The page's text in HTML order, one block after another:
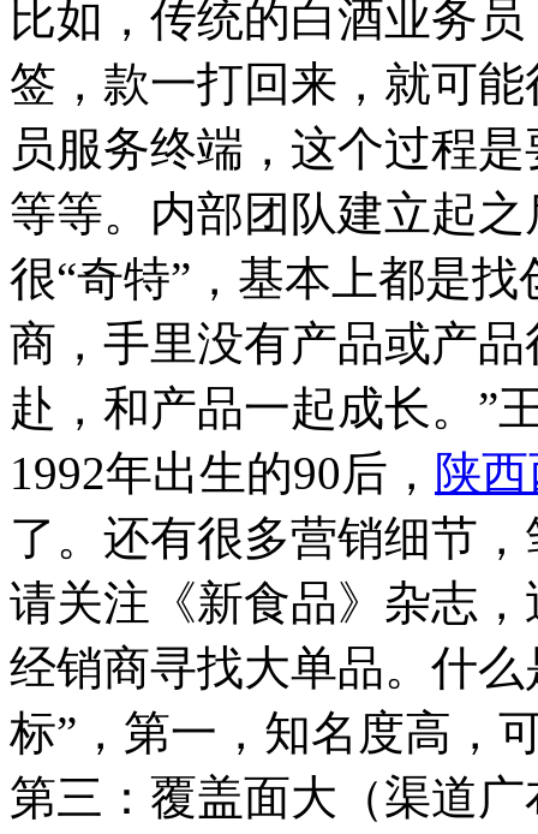
比如，传统的白酒业务
签，款一打回来，就可
员服务终端，这个过程
等等。内部团队建立起
很“奇特”，基本上都是
商，手里没有产品或产
赴，和产品一起成长。”
1992年出生的90后， 陕
了。还有很多营销细节
请关注《新食品》杂志
经销商寻找大单品。什
标”，第一，知名度高，
第三：覆盖面大（渠道